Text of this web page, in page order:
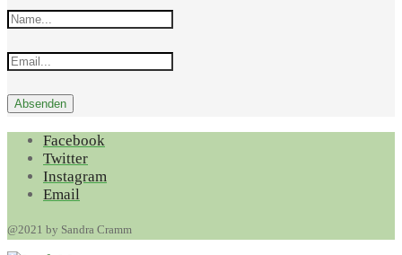
Facebook
Twitter
Instagram
Email
@2021 by Sandra Cramm